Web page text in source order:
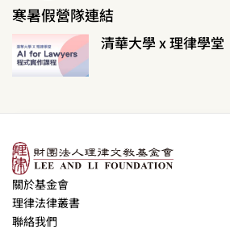
寒暑假營隊連結
關於基金會
理律法律叢書
聯絡我們